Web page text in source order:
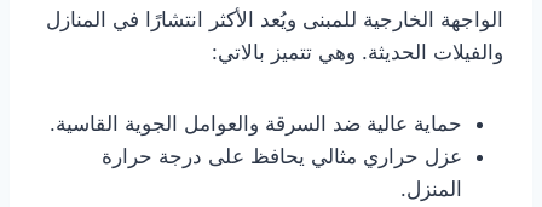
الواجهة الخارجية للمبنى ويُعد الأكثر انتشارًا في المنازل
والفيلات الحديثة. وهي تتميز بالاتي:
حماية عالية ضد السرقة والعوامل الجوية القاسية.
عزل حراري مثالي يحافظ على درجة حرارة
المنزل.